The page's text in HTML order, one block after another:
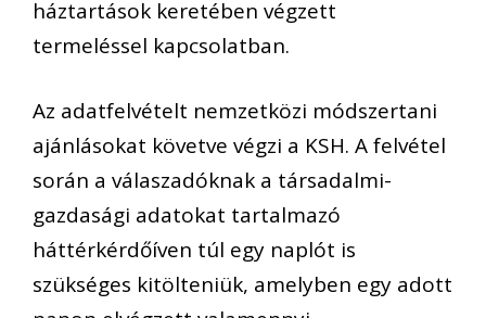
háztartások keretében végzett
termeléssel kapcsolatban.
Az adatfelvételt nemzetközi módszertani
ajánlásokat követve végzi a KSH. A felvétel
során a válaszadóknak a társadalmi-
gazdasági adatokat tartalmazó
háttérkérdőíven túl egy naplót is
szükséges kitölteniük, amelyben egy adott